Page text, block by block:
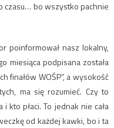
czasu… bo wszystko pachnie
poinformował nasz lokalny,
miesiąca podpisana została
finałów WOŚP”, a wysokość
ma się rozumieć. Czy to
kto płaci. To jednak nie cała
od każdej kawki, bo i ta